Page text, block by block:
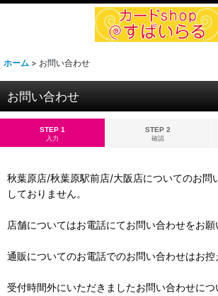
ホーム > お問い合わせ
お問い合わせ
STEP 1
入力
STEP 2
確認
秋葉原店/秋葉原駅前店/大阪店についてのお問
しておりません。
店舗についてはお電話にてお問い合わせをお願
通販についてのお電話でのお問い合わせはお控
受付時間外にいただきましたお問い合わせに